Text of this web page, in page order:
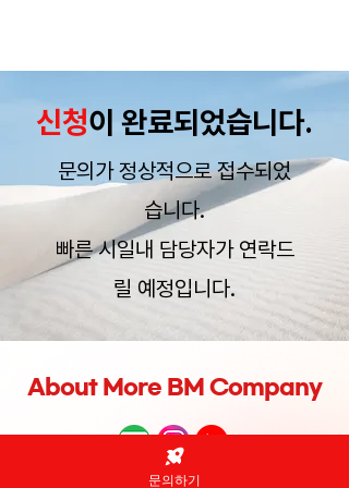
신청이 완료되었습니다.
문의가 정상적으로 접수되었
습니다.
빠른 시일내 담당자가 연락드
릴 예정입니다.
About More BM Company
(주)비상한마케팅 ｜ 대표이사: 강동현
문의하기